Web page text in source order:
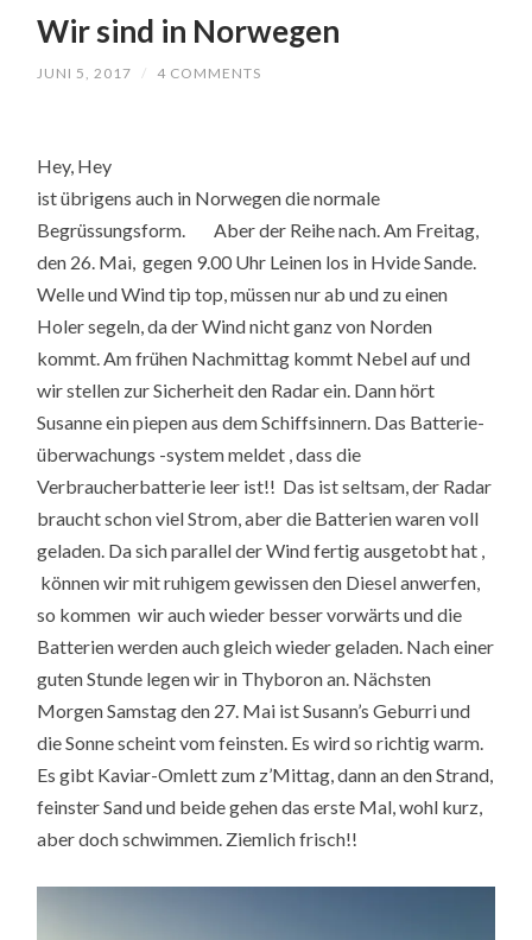
Wir sind in Norwegen
JUNI 5, 2017 / 4 COMMENTS
Hey, Hey
ist übrigens auch in Norwegen die normale
Begrüssungsform. Aber der Reihe nach. Am Freitag,
den 26. Mai, gegen 9.00 Uhr Leinen los in Hvide Sande.
Welle und Wind tip top, müssen nur ab und zu einen
Holer segeln, da der Wind nicht ganz von Norden
kommt. Am frühen Nachmittag kommt Nebel auf und
wir stellen zur Sicherheit den Radar ein. Dann hört
Susanne ein piepen aus dem Schiffsinnern. Das Batterie-
überwachungs -system meldet , dass die
Verbraucherbatterie leer ist!! Das ist seltsam, der Radar
braucht schon viel Strom, aber die Batterien waren voll
geladen. Da sich parallel der Wind fertig ausgetobt hat ,
können wir mit ruhigem gewissen den Diesel anwerfen,
so kommen wir auch wieder besser vorwärts und die
Batterien werden auch gleich wieder geladen. Nach einer
guten Stunde legen wir in Thyboron an. Nächsten
Morgen Samstag den 27. Mai ist Susann’s Geburri und
die Sonne scheint vom feinsten. Es wird so richtig warm.
Es gibt Kaviar-Omlett zum z’Mittag, dann an den Strand,
feinster Sand und beide gehen das erste Mal, wohl kurz,
aber doch schwimmen. Ziemlich frisch!!